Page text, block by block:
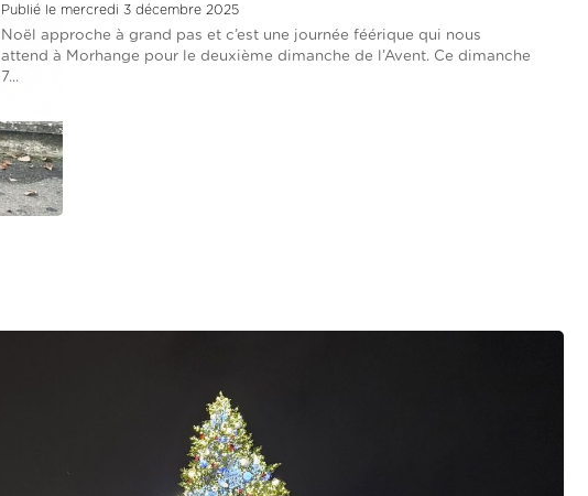
Publié le mercredi 3 décembre 2025
Noël approche à grand pas et c’est une journée féérique qui nous
attend à Morhange pour le deuxième dimanche de l’Avent. Ce dimanche
7...